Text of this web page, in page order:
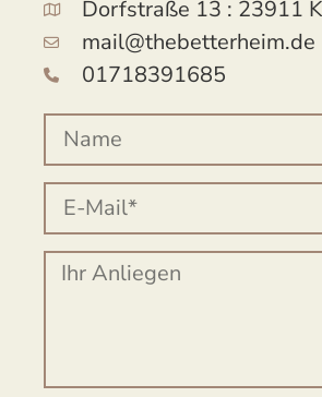
Dorfstraße 13 : 23911
mail@thebetterheim.de
01718391685